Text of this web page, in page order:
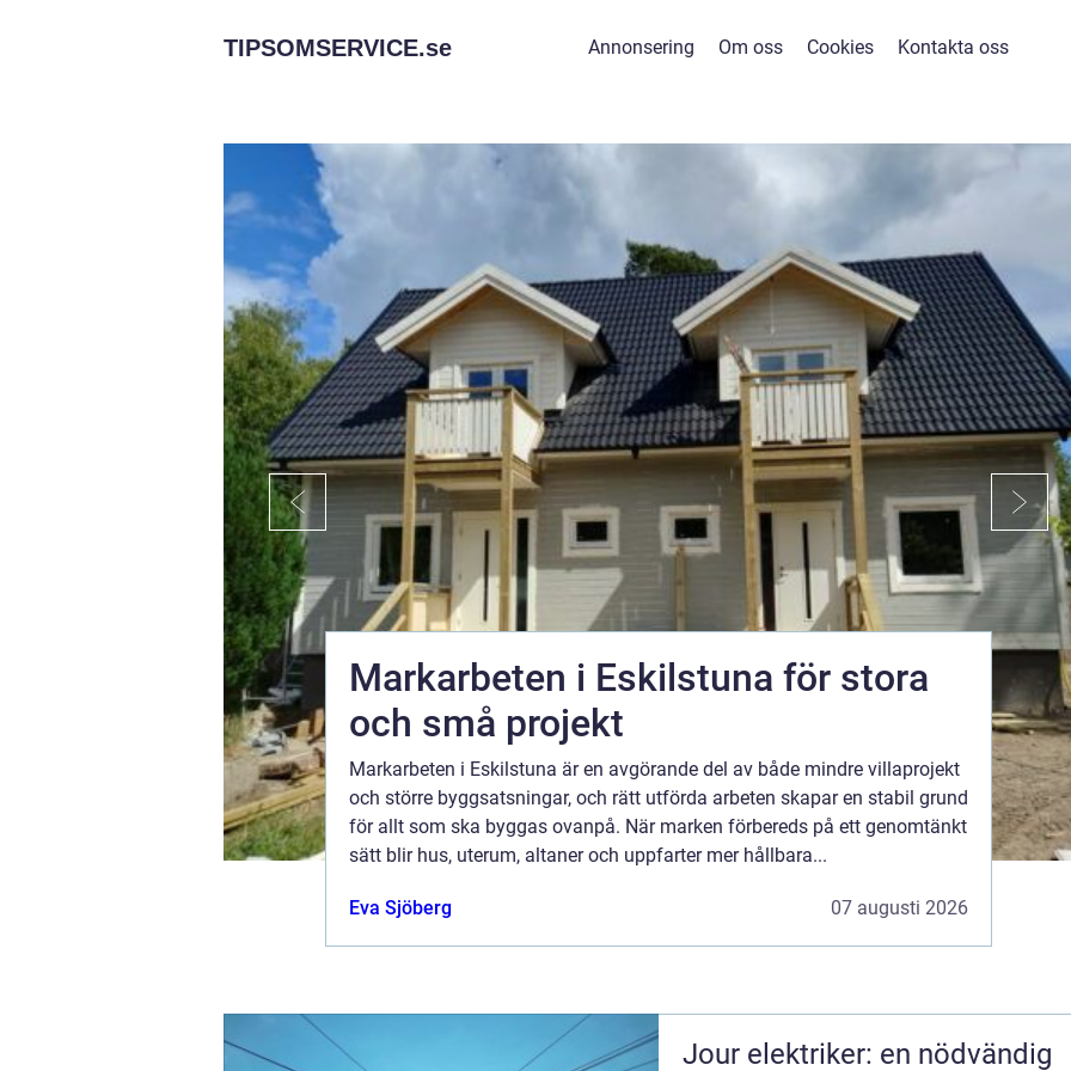
TIPSOMSERVICE.se Annonsering Om oss Cookies Kontakta oss
Markarbeten i Eskilstuna för stora
och små projekt
Markarbeten i Eskilstuna är en avgörande del av både mindre villaprojekt
och större byggsatsningar, och rätt utförda arbeten skapar en stabil grund
för allt som ska byggas ovanpå. När marken förbereds på ett genomtänkt
sätt blir hus, uterum, altaner och uppfarter mer hållbara...
Eva Sjöberg 07 augusti 2026
Jour elektriker: en nödvändig